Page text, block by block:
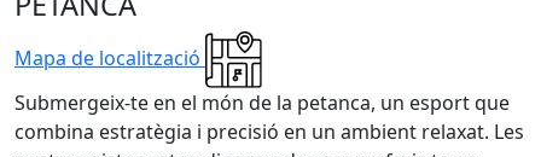
Mapa de localització
Submergeix-te en el món de la petanca, un esport que
combina estratègia i precisió en un ambient relaxat. Les